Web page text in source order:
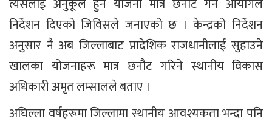
निर्देशन दिएको जिविसले जनाएको छ । केन्द्रको निर्देशन
अनुसार नै अब जिल्लाबाट प्रादेशिक राजधानीलाई सुहाउने
खालका योजनाहरू मात्र छनौट गरिने स्थानीय विकास
अधिकारी अमृत लम्सालले बताए ।
अघिल्ला वर्षहरूमा जिल्लामा स्थानीय आवश्यकता भन्दा पनि